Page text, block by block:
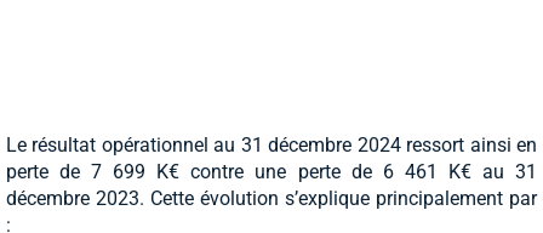
Le résultat opérationnel au 31 décembre 2024 ressort ainsi en
perte de 7 699 K€ contre une perte de 6 461 K€ au 31
décembre 2023. Cette évolution s’explique principalement par
: